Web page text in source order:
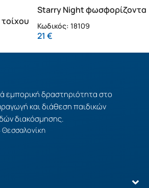
Starry Night φωσφορίζοντα
τοίχου L (18109)
Κωδικός: 18109
21 €
εμπορική δραστηριότητα στο
και διάθεση παιδικών
διακόσμησης.